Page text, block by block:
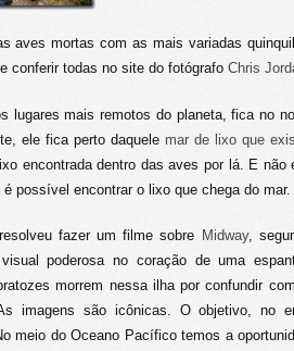
aves mortas com as mais variadas
conferir todas no site do fotógrafo Chris
lugares mais remotos do planeta, fica no
ele fica perto daquele mar de lixo que
encontrada dentro das aves por lá. E
possível encontrar o lixo que chega do mar.
fazer um filme sobre Midway,
poderosa no coração de uma
morrem nessa ilha por confundir
imagens são icônicas. O objetivo, no
meio do Oceano Pacífico temos a